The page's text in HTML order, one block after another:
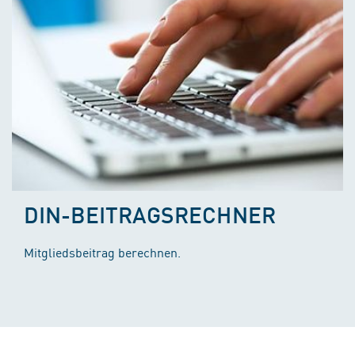
DIN-BEITRAGSRECHNER
Mitgliedsbeitrag berechnen.